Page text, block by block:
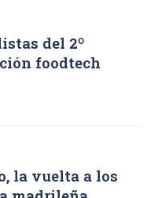
del 2º
foodtech
la vuelta a los